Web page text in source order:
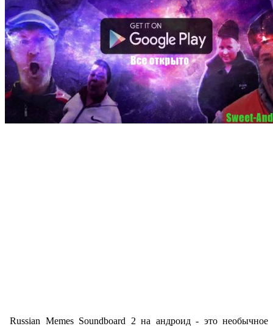
Russian Memes Soundboard 2 на андроид - это необычное